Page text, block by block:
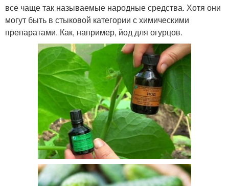
все чаще так называемые народные средства. Хотя они
могут быть в стыковой категории с химическими
препаратами. Как, например, йод для огурцов.